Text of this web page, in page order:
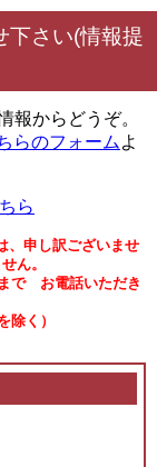
下さい(情報提
報からどうぞ。
らのフォーム よ
ら
、申し訳ございませ
ん。
で お電話いただき
除く）